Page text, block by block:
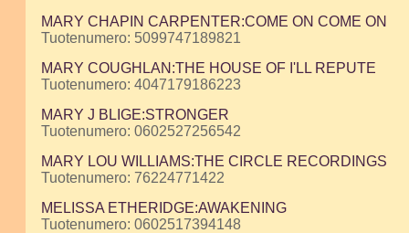
MARY CHAPIN CARPENTER:COME ON COME ON
Tuotenumero: 5099747189821
MARY COUGHLAN:THE HOUSE OF I'LL REPUTE
Tuotenumero: 4047179186223
MARY J BLIGE:STRONGER
Tuotenumero: 0602527256542
MARY LOU WILLIAMS:THE CIRCLE RECORDINGS
Tuotenumero: 76224771422
MELISSA ETHERIDGE:AWAKENING
Tuotenumero: 0602517394148